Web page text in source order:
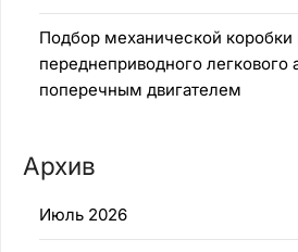
Подбор механической коробки
переднеприводного легкового
поперечным двигателем
Архив
Июль 2026